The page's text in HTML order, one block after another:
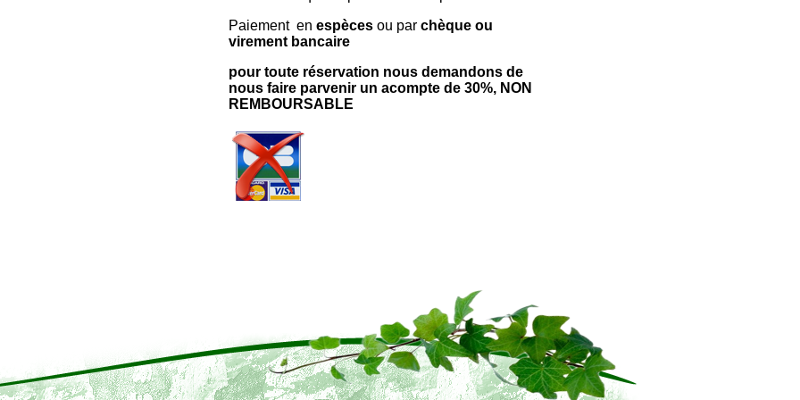
Paiement en espèces ou par chèque ou
virement bancaire
pour toute réservation nous demandons de
nous faire parvenir un acompte de 30%, NON
REMBOURSABLE